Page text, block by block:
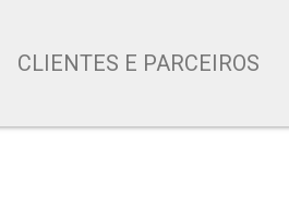
CLIENTES E PARCEIROS